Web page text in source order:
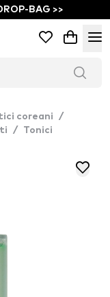
BAG >>
coreani
/
/ Tonici